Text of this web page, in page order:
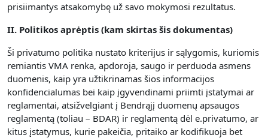
prisiimantys atsakomybę už savo mokymosi rezultatus.
II. Politikos aprėptis (kam skirtas šis dokumentas)
Ši privatumo politika nustato kriterijus ir sąlygomis, kuriomis
remiantis VMA renka, apdoroja, saugo ir perduoda asmens
duomenis, kaip yra užtikrinamas šios informacijos
konfidencialumas bei kaip įgyvendinami priimti įstatymai ar
reglamentai, atsižvelgiant į Bendrąjį duomenų apsaugos
reglamentą (toliau – BDAR) ir reglamentą dėl e.privatumo, ar
kitus įstatymus, kurie pakeičia, pritaiko ar kodifikuoja bet